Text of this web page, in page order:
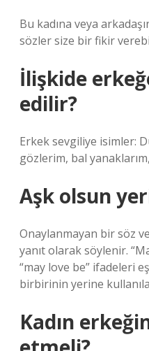
Bu kadına veya
sözler size bir fikir
İlişkide
edilir?
Erkek sevgiliye isimler:
gözlerim, bal
Aşk olsun
Onaylanmayan bir söz
yanıt olarak söylenir.
“may love be” ifadeleri
birbirinin yerine
Kadın